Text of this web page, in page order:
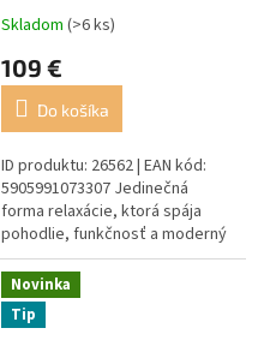
Skladom (>6 ks)
109 €
Do košíka
ID produktu: 26562 | EAN kód:
5905991073307 Jedinečná
forma relaxácie, ktorá spája
pohodlie, funkčnosť a moderný
štýl. Hnedá záhradná hojdačka
je produkt vytvorený pre...
Novinka
Tip